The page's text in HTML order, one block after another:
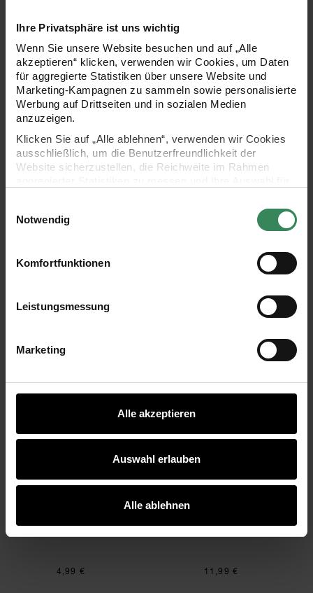
Ihre Privatsphäre ist uns wichtig
Wenn Sie unsere Website besuchen und auf „Alle
akzeptieren“ klicken, verwenden wir Cookies, um Daten
für aggregierte Statistiken über unsere Website und
Marketing-Kampagnen zu sammeln sowie personalisierte
Werbung auf Drittseiten und in sozialen Medien
anzuzeigen.
Klicken Sie auf „Alle ablehnen“, verwenden wir Cookies
ausschließlich, um die Benutzerfreundlichkeit der
Website sicherzustellen, die Reichweite im Rahmen
Ihre Einwilligung ist freiwillig und kann jederzeit über den
Link „Cookie-Einstellungen“ im Fußbereich der Seite
verwendeten Technologien und den Empfängern der
Daten finden Sie in unserer Datenschutzerklärung.
Notwendig
Komfortfunktionen
Leistungsmessung
Marketing
Alle akzeptieren
Auswahl erlauben
Alle ablehnen
Deko-Set
Schlehenbeeren/Zweige
geeist Blau
4,99 €
46cm
7,99 €
Beerenpick Rot
Beerenpick Rot
Deko-Set
4,99 €
Tannenzweig mit Zapfen
68cm
11,99 €